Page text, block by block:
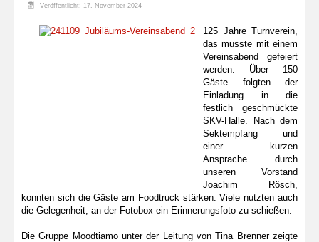
Veröffentlicht: 17. November 2024
125 Jahre Turnverein,
das musste mit einem
Vereinsabend gefeiert
werden. Über 150
Gäste folgten der
Einladung in die
festlich geschmückte
SKV-Halle. Nach dem
Sektempfang und
einer kurzen
Ansprache durch
unseren Vorstand
Joachim Rösch,
konnten sich die Gäste am Foodtruck stärken. Viele nutzten auch
die Gelegenheit, an der Fotobox ein Erinnerungsfoto zu schießen.
Die Gruppe Moodtiamo unter der Leitung von Tina Brenner zeigte